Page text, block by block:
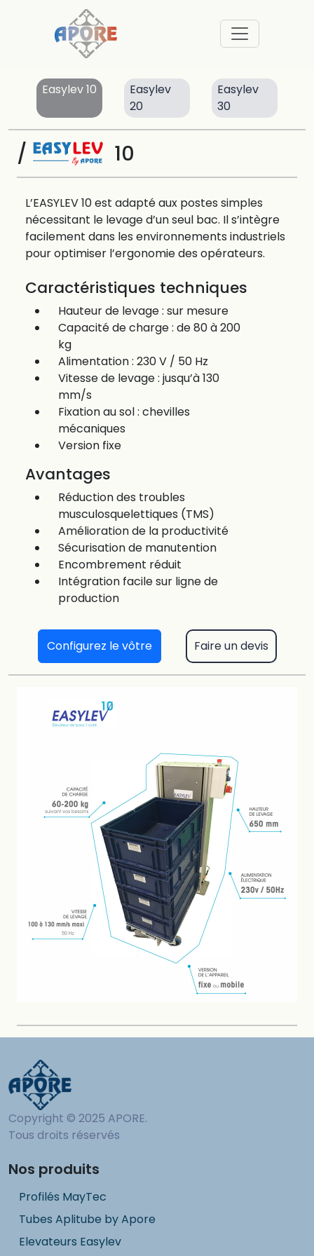
Easylev 10
Easylev
20
Easylev
30
/ 10
L’EASYLEV 10 est adapté aux postes simples
nécessitant le levage d’un seul bac. Il s’intègre
facilement dans les environnements industriels
pour optimiser l’ergonomie des opérateurs.
Caractéristiques techniques
Hauteur de levage : sur mesure
Capacité de charge : de 80 à 200
kg
Alimentation : 230 V / 50 Hz
Vitesse de levage : jusqu’à 130
mm/s
Fixation au sol : chevilles
mécaniques
Version fixe
Avantages
Réduction des troubles
musculosquelettiques (TMS)
Amélioration de la productivité
Sécurisation de manutention
Encombrement réduit
Intégration facile sur ligne de
production
Configurez le vôtre Faire un devis
Copyright © 2025 APORE.
Tous droits réservés
Nos produits
Profilés MayTec
Tubes Aplitube by Apore
Elevateurs Easylev